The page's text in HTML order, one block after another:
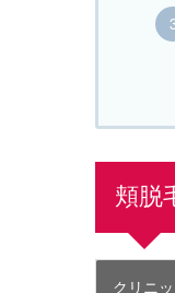
頬脱
クリニ